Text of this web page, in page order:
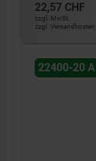
22,57 CHF
zzgl. MwSt.
zzgl. Versandkosten
22400-20 A